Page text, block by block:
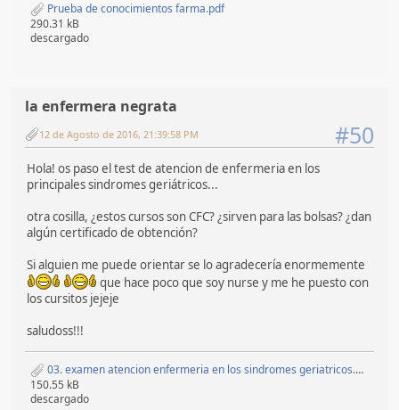
Prueba de conocimientos farma.pdf
290.31 kB
descargado
la enfermera negrata
#50
12 de Agosto de 2016, 21:39:58 PM
Hola! os paso el test de atencion de enfermeria en los
principales sindromes geriátricos...
otra cosilla, ¿estos cursos son CFC? ¿sirven para las bolsas? ¿dan
algún certificado de obtención?
Si alguien me puede orientar se lo agradecería enormemente
que hace poco que soy nurse y me he puesto con
los cursitos jejeje
saludoss!!!
03. examen atencion enfermeria en los sindromes geriatricos.pdf
150.55 kB
descargado